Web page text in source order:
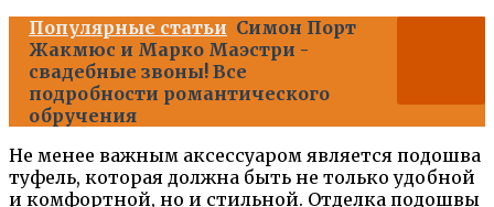
Популярные статьи Симон Порт
Жакмюс и Марко Маэстри -
свадебные звоны! Все
подробности романтического
обручения
Не менее важным аксессуаром является подошва
туфель, которая должна быть не только удобной
и комфортной, но и стильной. Отделка подошвы